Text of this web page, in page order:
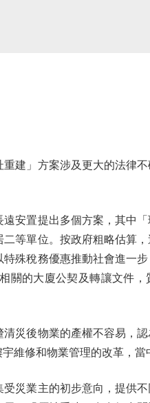
」方案涉及更大的法律不
置提出多個方案，其中「
等單位。按政府粗略估算
殊稅務優惠推動社會進一
關的大廈公契及轉讓文件
後物業的產權不容易，認
維修和物業管理的改革，當
業主的初步意向，提供不